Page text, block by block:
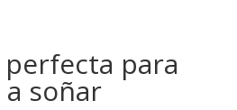
perfecta para
soñar